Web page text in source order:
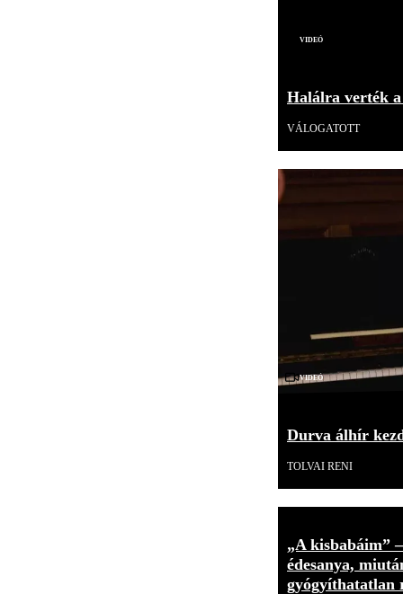
Videó
Halálra verték a
VÁLOGATOTT
Videó
Durva álhír
TOLVAI RENI
„A kisbabáim”
édesanya,
gyógyíthatatlan